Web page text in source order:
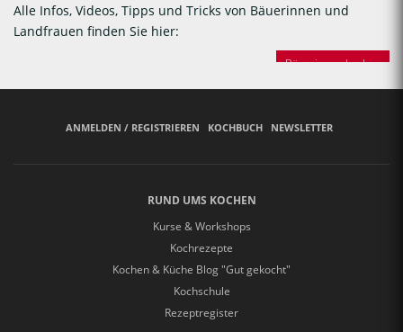
Alle Infos, Videos, Tipps und Tricks von Bäuerinnen und
Landfrauen finden Sie hier:
Bäuerinnen backen
ANMELDEN / REGISTRIEREN KOCHBUCH NEWSLETTER
RUND UMS KOCHEN
Kurse & Workshops
Kochrezepte
Kochen & Küche Blog "Gut gekocht"
Kochschule
Rezeptregister